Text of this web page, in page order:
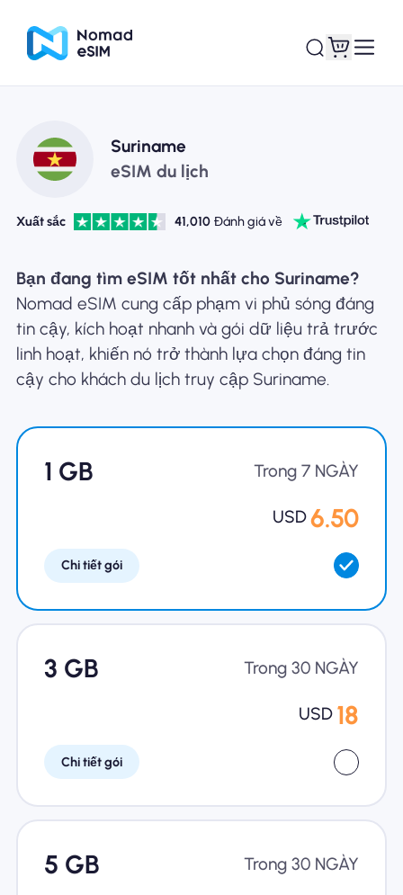
Đăng nhập Đăng
ký
Kế hoạch mua sắm
Giới thiệu về eSIM
Suriname
eSIM du lịch
Xuất sắc 41,010 Đánh giá về
Bạn đang tìm eSIM tốt nhất cho Suriname?
Nomad eSIM cung cấp phạm vi phủ sóng đáng
tin cậy, kích hoạt nhanh và gói dữ liệu trả trước
linh hoạt, khiến nó trở thành lựa chọn đáng tin
cậy cho khách du lịch truy cập Suriname.
1 GB Trong 7 NGÀY
USD 6.50
Chi tiết gói
3 GB Trong 30 NGÀY
USD 18
Chi tiết gói
5 GB Trong 30 NGÀY